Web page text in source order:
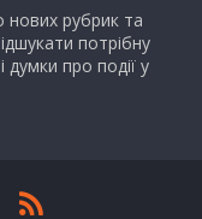
нових рубрик та
потрібну
про події у